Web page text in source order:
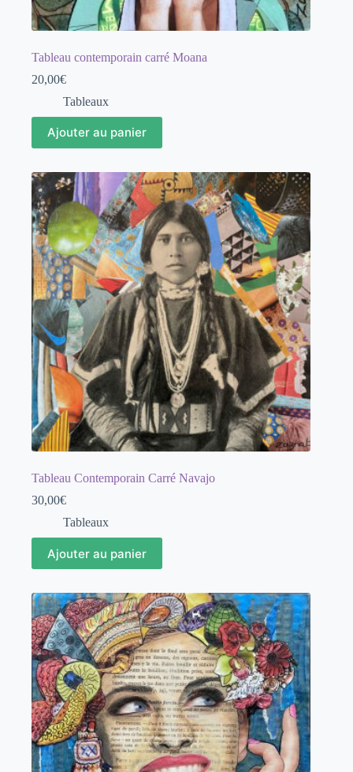
Tableau contemporain carré Moana
20,00€
Tableaux
Ajouter au panier
Tableau Contemporain Carré Navajo
30,00€
Tableaux
Ajouter au panier